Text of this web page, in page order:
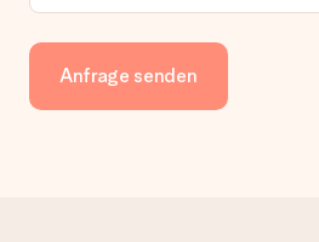
Anfrage senden